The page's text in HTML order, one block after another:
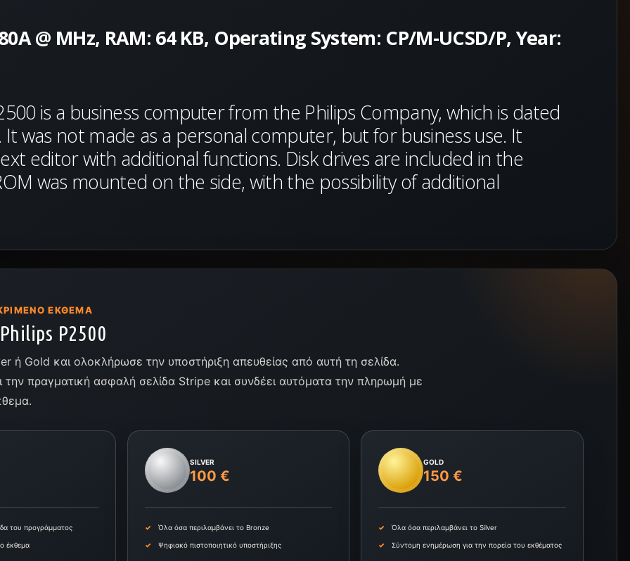
@ MHz, RAM: 64 KB, Operating System: CP/M-UCSD/P, Year:
is a business computer from the Philips Company, which is dated
It was not made as a personal computer, but for business use. It
editor with additional functions. Disk drives are included in the
was mounted on the side, with the possibility of additional
ΈΚΘΕΜΑ
P2500
ή Gold και ολοκλήρωσε την υποστήριξη απευθείας από αυτή τη σελίδα.
την πραγματική ασφαλή σελίδα Stripe και συνδέει αυτόματα την πληρωμή με
του προγράμματος
έκθεμα
SILVER
100 €
Όλα όσα περιλαμβάνει το Bronze
Ψηφιακό πιστοποιητικό υποστήριξης
GOLD
150 €
Όλα όσα περιλαμβάνει το Silver
Σύντομη ενημέρωση για την πορεία του εκθέματος